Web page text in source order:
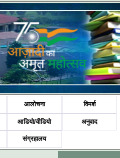
आलोचना विमर्श
आडियो/वीडियो अनुवाद
संग्रहालय